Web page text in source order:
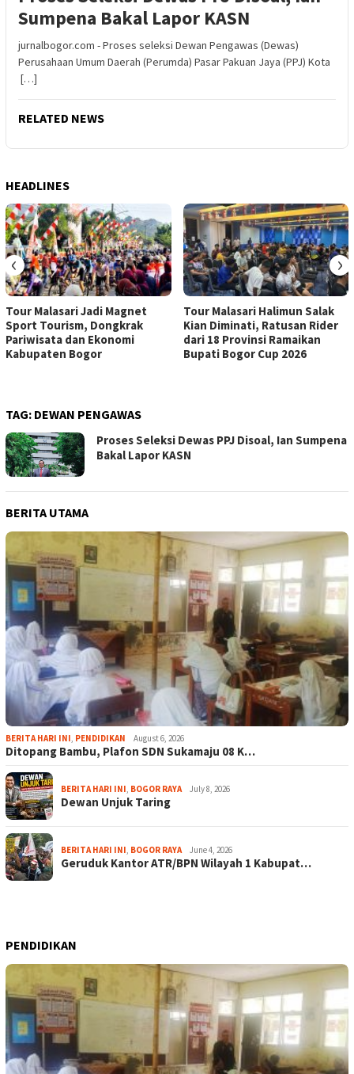
Sumpena Bakal Lapor KASN
jurnalbogor.com - Proses seleksi Dewan Pengawas (Dewas)
Perusahaan Umum Daerah (Perumda) Pasar Pakuan Jaya (PPJ) Kota
[…]
RELATED NEWS
HEADLINES
Tour Malasari Jadi Magnet
Sport Tourism, Dongkrak
Pariwisata dan Ekonomi
Kabupaten Bogor
Tour Malasari Halimun Salak
Kian Diminati, Ratusan Rider
dari 18 Provinsi Ramaikan
Bupati Bogor Cup 2026
‹ ›
TAG: DEWAN PENGAWAS
Proses Seleksi Dewas PPJ Disoal, Ian Sumpena
Bakal Lapor KASN
BERITA UTAMA
BERITA HARI INI, PENDIDIKAN August 6, 2026
Ditopang Bambu, Plafon SDN Sukamaju 08 K…
BERITA HARI INI, BOGOR RAYA July 8, 2026
Dewan Unjuk Taring
BERITA HARI INI, BOGOR RAYA June 4, 2026
Geruduk Kantor ATR/BPN Wilayah 1 Kabupat…
PENDIDIKAN